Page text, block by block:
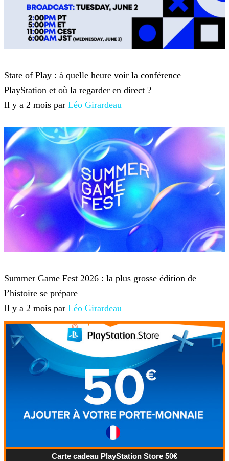
State of Play : à quelle heure voir la conférence
PlayStation et où la regarder en direct ?
Il y a 2 mois par Léo Girardeau
Summer Game Fest 2026 : la plus grosse édition de
l’histoire se prépare
Il y a 2 mois par Léo Girardeau
Carte cadeau PlayStation Store 50€